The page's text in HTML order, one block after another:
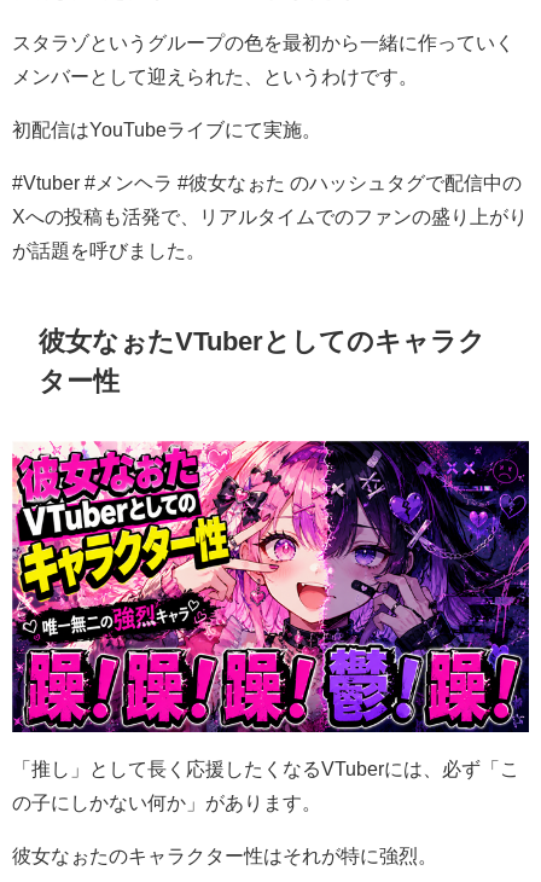
スタラゾというグループの色を最初から一緒に作っていく
メンバーとして迎えられた、というわけです。
初配信はYouTubeライブにて実施。
#Vtuber #メンヘラ #彼女なぉた のハッシュタグで配信中の
Xへの投稿も活発で、リアルタイムでのファンの盛り上がり
が話題を呼びました。
彼女なぉたVTuberとしてのキャラク
ター性
「推し」として長く応援したくなるVTuberには、必ず「こ
の子にしかない何か」があります。
彼女なぉたのキャラクター性はそれが特に強烈。